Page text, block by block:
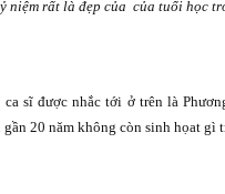
niệm rất là đẹp của của tuổi học
sĩ được nhắc tới ở trên là
20 năm không còn sinh họat gì